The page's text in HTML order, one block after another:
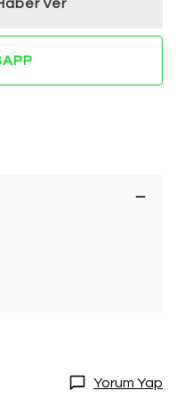
Ver
Yorum Yap